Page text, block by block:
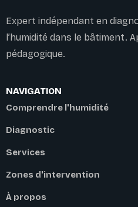
Expert indépendant en
l’humidité dans le bâtiment.
pédagogique.
NAVIGATION
Comprendre l'humidité
Diagnostic
Services
Zones d'intervention
À propos